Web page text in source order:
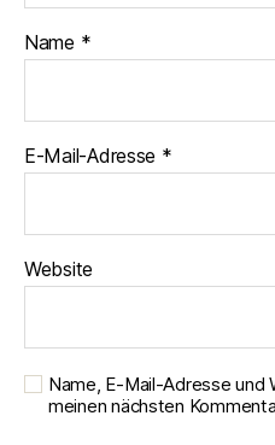
Name *
E-Mail-Adresse *
Website
Name, E-Mail-Adresse und
meinen nächsten